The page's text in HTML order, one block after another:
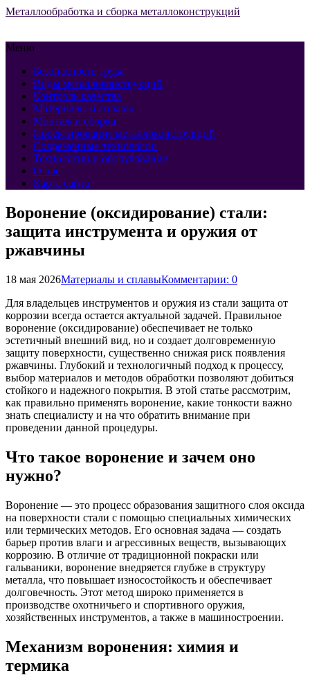
Металлообработка и сборка металлоконструкций
Меню
Безопасность труда
Виды металлоконструкций
Контроль качества
Материалы и сплавы
Монтаж и сборка
Проектирование металлоконструкций
Современные технологии
Технологии и оборудование
О нас
Карта сайта
Воронение (оксидирование) стали:
защита инструмента и оружия от
ржавчины
18 мая 2026Материалы и сплавыКомментарии: 0
Для владельцев инструментов и оружия из стали защита от
коррозии всегда остается актуальной задачей. Правильное
воронение (оксидирование) обеспечивает не только
эстетичный внешний вид, но и создает долговременную
защиту поверхности, существенно снижая риск появления
ржавчины. Глубокий и технологичный подход к процессу,
выбор материалов и методов обработки позволяют добиться
стойкого и надежного покрытия. В этой статье рассмотрим,
как правильно применять воронение, какие тонкости важно
знать специалисту и на что обратить внимание при
проведении данной процедуры.
Что такое воронение и зачем оно
нужно?
Воронение — это процесс образования защитного слоя оксида
на поверхности стали с помощью специальных химических
или термических методов. Его основная задача — создать
барьер против влаги и агрессивных веществ, вызывающих
коррозию. В отличие от традиционной покраски или
гальваники, воронение внедряется глубже в структуру
металла, что повышает износостойкость и обеспечивает
долговечность. Этот метод широко применяется в
производстве охотничьего и спортивного оружия,
хозяйственных инструментов, а также в машиностроении.
Механизм воронения: химия и
термика